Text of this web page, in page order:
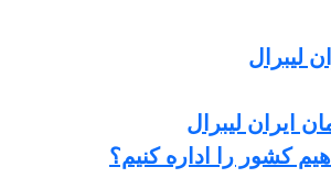
لیبرال
ایران لیبرال
کشور را اداره کنیم؟